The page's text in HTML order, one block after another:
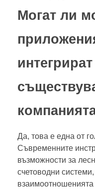
Могат ли
Да, това е една от
Съвременните
възможности за
счетоводни
взаимоотношенията